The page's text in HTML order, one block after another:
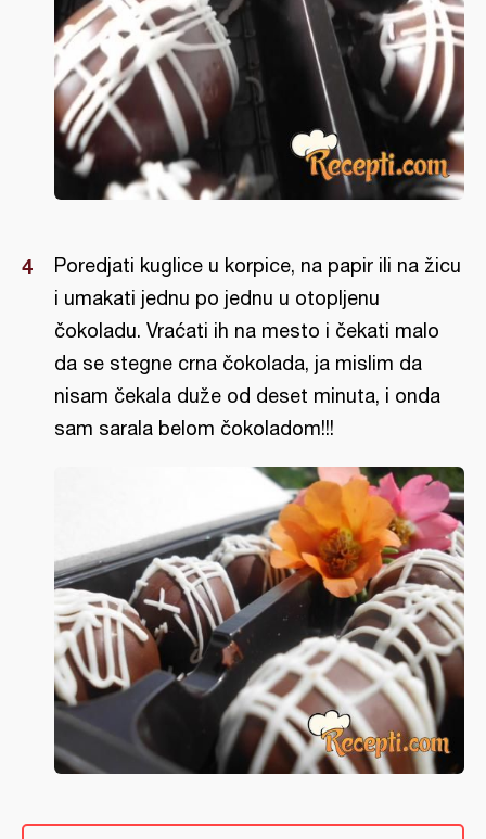
Poredjati kuglice u korpice, na papir ili na žicu
i umakati jednu po jednu u otopljenu
čokoladu. Vraćati ih na mesto i čekati malo
da se stegne crna čokolada, ja mislim da
nisam čekala duže od deset minuta, i onda
sam sarala belom čokoladom!!!